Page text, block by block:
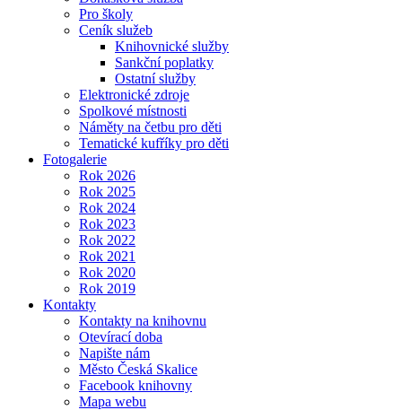
Pro školy
Ceník služeb
Knihovnické služby
Sankční poplatky
Ostatní služby
Elektronické zdroje
Spolkové místnosti
Náměty na četbu pro děti
Tematické kufříky pro děti
Fotogalerie
Rok 2026
Rok 2025
Rok 2024
Rok 2023
Rok 2022
Rok 2021
Rok 2020
Rok 2019
Kontakty
Kontakty na knihovnu
Otevírací doba
Napište nám
Město Česká Skalice
Facebook knihovny
Mapa webu